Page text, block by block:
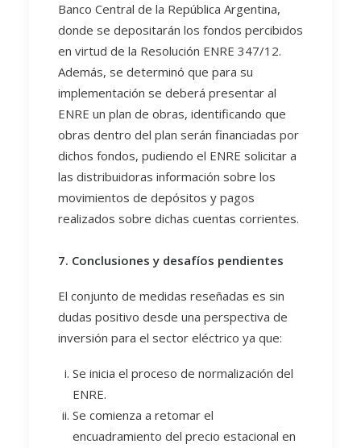
Banco Central de la República Argentina,
donde se depositarán los fondos percibidos
en virtud de la Resolución ENRE 347/12.
Además, se determinó que para su
implementación se deberá presentar al
ENRE un plan de obras, identificando que
obras dentro del plan serán financiadas por
dichos fondos, pudiendo el ENRE solicitar a
las distribuidoras información sobre los
movimientos de depósitos y pagos
realizados sobre dichas cuentas corrientes.
7. Conclusiones y desafíos pendientes
El conjunto de medidas reseñadas es sin
dudas positivo desde una perspectiva de
inversión para el sector eléctrico ya que:
Se inicia el proceso de normalización del
ENRE.
Se comienza a retomar el
encuadramiento del precio estacional en